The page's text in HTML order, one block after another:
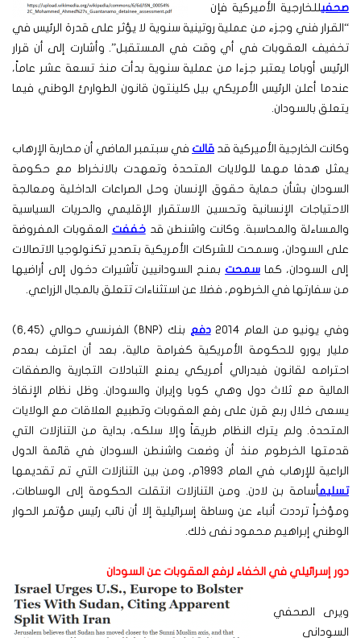
صحفيللخارجية الأميركية فإن
“القرار فني وجزء من عملية روتينية سنوية لا يؤثر على قدرة الرئيس في
تخفيف العقوبات في أي وقت في المستقبل”. وأشارت إلى أن قرار
الرئيس أوباما يعتبر جزءا من عملية سنوية بدأت منذ تسعة عشر عاماً،
عندما أعلن الرئيس الأمريكي بيل كلينتون قانون الطوارئ الوطني فيما
يتعلق بالسودان.
وكانت الخارجية الأميركية قد قالت في سبتمبر الماضي أن محاربة الإرهاب
يمثل هدفا مهما للولايات المتحدة وتعهدت بالانخراط مع حكومة
السودان بشأن حماية حقوق الإنسان وحل الصراعات الداخلية ومعالجة
الاحتياجات الإنسانية وتحسين الاستقرار الإقليمي والحريات السياسية
والمساءلة والمحاسبة. وكانت واشنطن قدخففت العقوبات المفروضة
على السودان، وسمحت للشركات الأمريكية بتصدير تكنولوجيا الاتصالات
إلى السودان، كما سمحت بمنح السودانيين تأشيرات دخول إلى أراضيها
من سفارتها في الخرطوم، فضلا عن استثناءات تتعلق بالمجال الزراعي.
وفي يونيو من العام ٢٠١٤ دفع
بنك (BNP) الفرنسي حوالي (٦,٤٥)
مليار يورو للحكومة الأمريكية كغرامة مالية، بعد أن اعترف بعدم
احترامه لقانون فيدرالي أمريكي يمنع التبادلات التجارية والصفقات
المالية مع ثلاث دول وهي كوبا وإيران والسودان. وظل نظام الإنقاذ
يسعى خلال ربع قرن على رفع العقوبات وتطبيع العلاقات مع الولايات
المتحدة. ولم يترك النظام طريقاً وإلا سلكه، بداية من التنازلات التي
قدمتها الخرطوم منذ أن وضعت واشنطن السودان في قائمة الدول
الراعية للإرهاب في العام ١٩٩٣م، ومن بين التنازلات التي تم تقديمها
تسليمأسامة بن لادن. ومن التنازلات انتقلت الحكومة إلى الوساطات،
ومؤخراً ترددت أنباء عن وساطة إسرائيلية إلا أن نائب رئيس مؤتمر الحوار
الوطني إبراهيم محمود نفى ذلك.
دور إسرائيلي في الخفاء لرفع العقوبات عن السودان
ويرى الصحفي
السوداني